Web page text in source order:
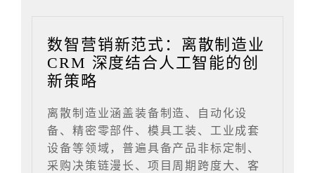
数智营销新范式：离散制造业
CRM 深度结合人工智能的创
新策略
离散制造业涵盖装备制造、自动化设
备、精密零部件、模具工装、工业成套
设备等领域，普遍具备产品非标定制、
采购决策链漫长、项目周期跨度大、客